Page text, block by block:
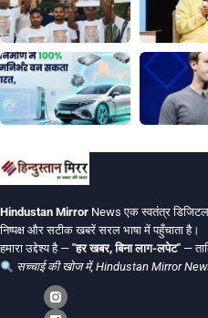
Hindustan Mirror News एक स्वतंत्र डिजिटल
निष्पक्ष और सटीक खबरें सरल भाषा में पहुँचाता है।
हमारा उद्देश्य है — "हर खबर, बिना लाग-लपेट" —
सच्चाई की खोज में, Hindustan Mirror